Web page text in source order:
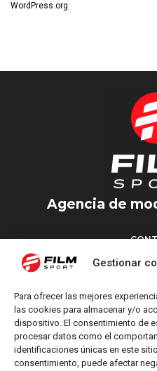
Gestionar
Para ofrecer las mejores
las cookies para almacenar y/o
dispositivo. El consentimiento de
procesar datos como el
identificaciones únicas en este
consentimiento, puede afectar
WordPress.org
Agencia de
Torrent d’en
M:
Política